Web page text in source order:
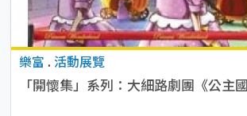
樂富 . 活動展覽
「開懷集」系列：大細路劇團《公主